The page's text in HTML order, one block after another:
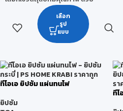
ส่วนผสมของแร่เพอร์ไลท์
(Perlite) ที่มีคุณสมบัติเด่นในเรื่อง
ของการดูดซับความชื้น มีความ
ยืดหยุ่นได้ดี เป็นวัสดุทนไฟ และยัง
ที่เหนือโดดเด่น และได้รับการ
ยอมรับจากผู้ใช้งานเป็นอย่างดี
เลือก
รูป
แบบ
ย
ทีโอเอ ยิปซัม แผ่นทนไฟ
ยิปซัม
ที